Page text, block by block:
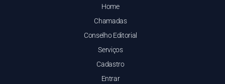
Home
Chamadas
Conselho Editorial
Serviços
Cadastro
Entrar